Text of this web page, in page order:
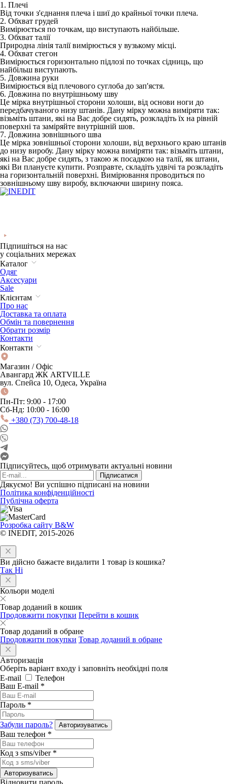
1. Плечі
Від точки з'єднання плеча і шиї до крайньої точки плеча.
2. Обхват грудей
Вимірюється по точкам, що виступають найбільше.
3. Обхват талії
Природна лінія талії вимірюється у вузькому місці.
4. Обхват стегон
Вимірюється горизонтально підлозі по точках сідниць, що
найбільш виступають.
5. Довжина руки
Вимірюється від плечового суглоба до зап'ястя.
6. Довжина по внутрішньому шву
Це мірка внутрішньої сторони холоши, від основи ноги до
передбачуваного низу штанів. Дану мірку можна виміряти так:
візьміть штани, які на Вас добре сидять, розкладіть їх на рівній
поверхні та заміряйте внутрішній шов.
7. Довжина зовнішнього шва
Це мірка зовнішньої сторони холоши, від верхнього краю штанів
до низу виробу. Дану мірку можна виміряти так: візьміть штани,
які на Вас добре сидять, з такою ж посадкою на талії, як штани,
які Ви плануєте купити. Розправте, складіть удвічі та розкладіть
на горизонтальній поверхні. Вимірювання проводиться по
зовнішньому шву виробу, включаючи ширину пояса.
Підпишіться на нас
у соціальних мережах
Каталог
Одяг
Аксесуари
Sale
Клієнтам
Про нас
Доставка та оплата
Обмін та повернення
Обрати розмір
Контакти
Контакти
Магазин / Офіс
Авангард ЖК ARTVILLE
вул. Спейса 10, Одеса, Україна
Пн-Пт: 9:00 - 17:00
Сб-Нд: 10:00 - 16:00
+380 (73) 700-48-18
Підписуйтесь, щоб отримувати актуальні новини
Підписатися
Дякуємо! Ви успішно підписані на новини
Політика конфіденційності
Публічна оферта
Розробка сайту B&W
© INEDIT, 2015-2026
Ви дійсно бажаєте видалити 1 товар із кошика?
Так Ні
Кольори моделі
Товар доданий в кошик
Продовжити покупки Перейти в кошик
Товар доданий в обране
Продовжити покупки Товар доданий в обране
Авторизація
Оберіть варіант входу і заповніть необхідні поля
E-mail
Телефон
Ваш E-mail *
Пароль *
Забули пароль? Авторизуватись
Ваш телефон *
Код з sms/viber *
Авторизуватись
Відновити пароль